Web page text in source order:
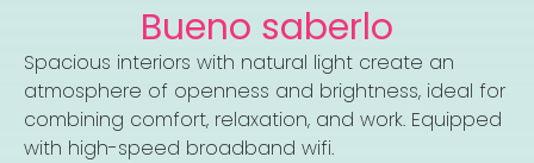
Bueno saberlo
Spacious interiors with natural light create an
atmosphere of openness and brightness, ideal for
combining comfort, relaxation, and work. Equipped
with high-speed broadband wifi.